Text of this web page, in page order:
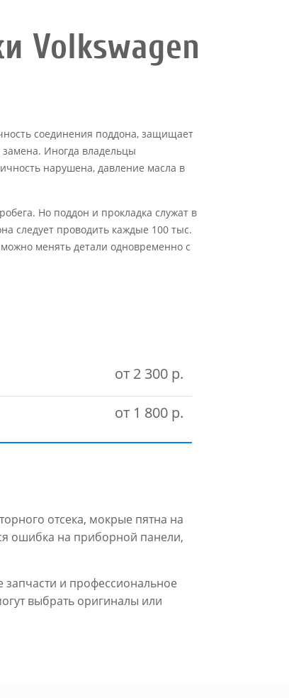
Volkswagen
соединения поддона, защищает
Иногда владельцы
нарушена, давление масла в
Но поддон и прокладка служат в
следует проводить каждые 100 тыс.
менять детали одновременно с
от 2 300 р.
от 1 800 р.
отсека, мокрые пятна на
ошибка на приборной панели,
и профессиональное
выбрать оригиналы или